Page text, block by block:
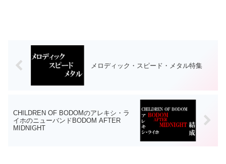
メロディック・スピード・メタル特集
CHILDREN OF BODOMのアレキシ・ラ
イホのニューバンドBODOM AFTER
MIDNIGHT